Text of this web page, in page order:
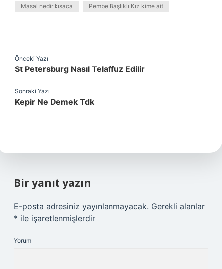
Masal nedir kısaca Pembe Başlıklı Kız kime ait
Önceki Yazı
St Petersburg Nasıl Telaffuz Edilir
Sonraki Yazı
Kepir Ne Demek Tdk
Bir yanıt yazın
E-posta adresiniz yayınlanmayacak. Gerekli alanlar
* ile işaretlenmişlerdir
Yorum